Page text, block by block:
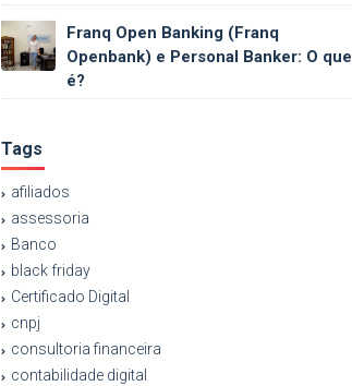
Franq Open Banking (Franq
Openbank) e Personal Banker: O que
é?
Tags
afiliados
assessoria
Banco
black friday
Certificado Digital
cnpj
consultoria financeira
contabilidade digital